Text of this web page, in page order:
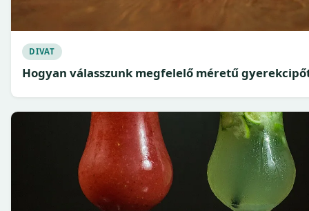
DIVAT
Hogyan válasszunk megfelelő méretű